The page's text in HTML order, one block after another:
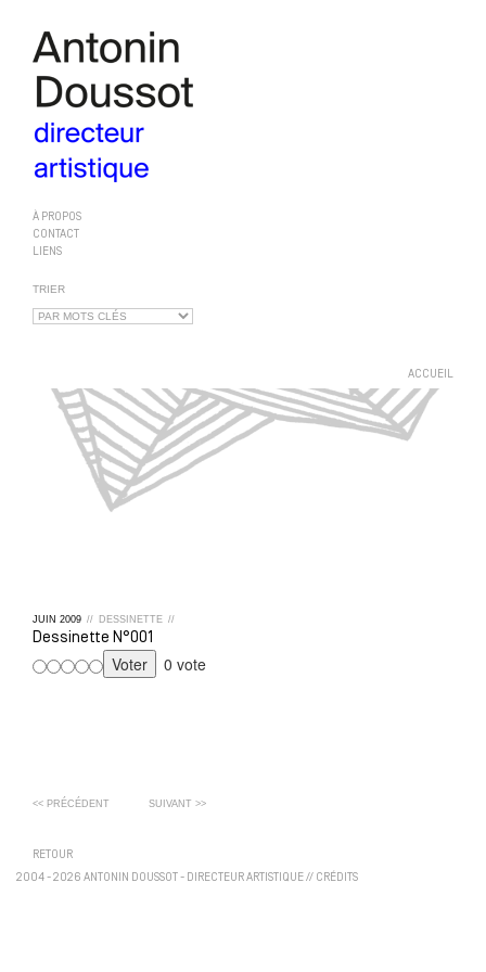
À PROPOS
CONTACT
LIENS
TRIER
ACCUEIL
JUIN 2009 // DESSINETTE //
Dessinette N°001
0 vote
<< PRÉCÉDENT SUIVANT >>
RETOUR
2004 - 2026 ANTONIN DOUSSOT - DIRECTEUR ARTISTIQUE// CRÉDITS